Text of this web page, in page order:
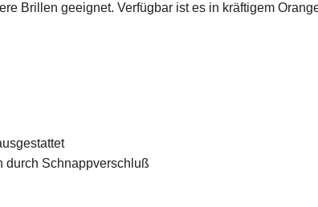
Brillen geeignet. Verfügbar ist es in kräftigem
durch Schnappverschluß